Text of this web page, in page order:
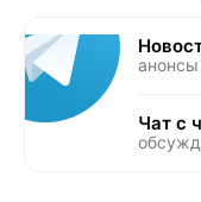
Чат с